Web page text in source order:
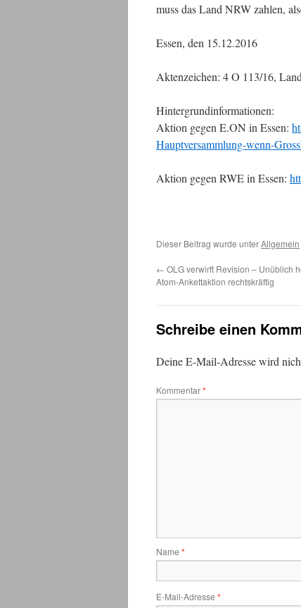
muss das Land NRW zahlen,
Essen, den 15.12.2016
Aktenzeichen: 4 O 113/16,
Hintergrundinformationen:
Aktion gegen E.ON in Essen:
Hauptversammlung-wenn-
Aktion gegen RWE in Essen:
Dieser Beitrag wurde unterAllgemein
← OLG verwirft Revision – Unüblich
Atom-Ankettaktion rechtskräftig
Schreibe einen
Deine E-Mail-Adresse wird
Kommentar*
Name *
E-Mail-Adresse *